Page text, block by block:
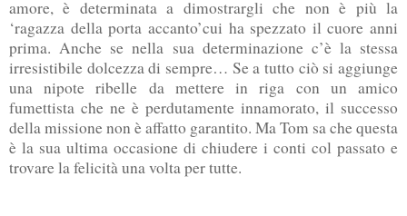
amore, è determinata a dimostrargli che non è più la
‘ragazza della porta accanto’cui ha spezzato il cuore anni
prima. Anche se nella sua determinazione c’è la stessa
irresistibile dolcezza di sempre… Se a tutto ciò si aggiunge
una nipote ribelle da mettere in riga con un amico
fumettista che ne è perdutamente innamorato, il successo
della missione non è affatto garantito. Ma Tom sa che questa
è la sua ultima occasione di chiudere i conti col passato e
trovare la felicità una volta per tutte.